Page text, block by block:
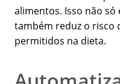
alimentos. Isso não
também reduz o risco
permitidos na dieta.